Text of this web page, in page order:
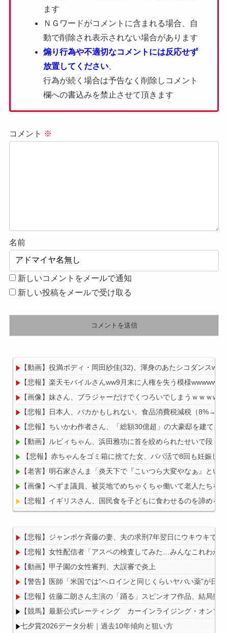
ます
ＮＧワードがコメントに含まれる場合、自
動で削除され表示されない場合があります
煽り行為や不適切なコメントには反応せず
放置してください
行為が続く場合は予告なく削除しコメント
欄への書込みを禁止させて頂きます
コメント ※
名前
新しいコメントをメールで通知
新しい投稿をメールで受け取る
【動画】役満ボディ・岡田紗佳(32)、渾身のあたシコダンス
【悲報】楽天モバイルさんww9月末に人権を失う模様wwwww
【画像】妹さん、ブラジャーだけでくつろいでしまうｗｗｗw
【悲報】日本人、バカかもしれない。食品消費税減税（
【悲報】ちいかわ作者さん、「総額30億超」の大豪邸を建てる
【動画】ルビィちゃん、浜田雅功に首を絞められたせいで段々
【悲報】赤ちゃんをゴミ箱に捨てた女、パパ活で8回も妊娠して
【老害】明石家さんま「炎天下で『こいつら大変やなぁ』とい
【画像】へずま議員、被災地でめちゃくちゃ働いて老人たちを
【悲報】イギリスさん、国民食を子どもに食わせるのを諦める
Powered by livedoor 相互RSS
【悲報】ジャンポケ斉藤の妻、夫の求刑7年翌日にウキウキで
【悲報】女性配信者「アスペの検査してみた…みんなこれわか
【動画】甲子園の女性審判、大誤審で炎上
【警告】医師「米国では”ヘロインと同じくらいヤバい薬”が日
【悲報】佐藤二朗さん主演の「踊る」スピンオフ作品、結局撮
【競馬】最新公式レーティング カーインライジング・オン
七夕賞2026データ分析｜過去10年傾向と狙い方